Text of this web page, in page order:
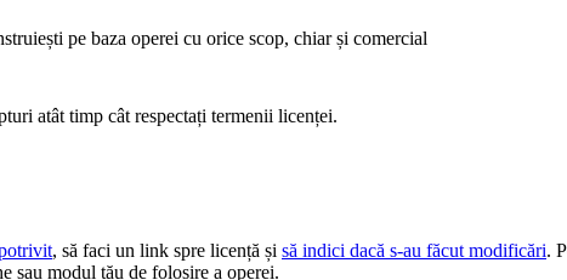
pe baza operei cu orice scop, chiar și comercial
atât timp cât respectați termenii licenței.
, să faci un link spre licență și să indici dacă s-au făcut modificări.
sau modul tău de folosire a operei.